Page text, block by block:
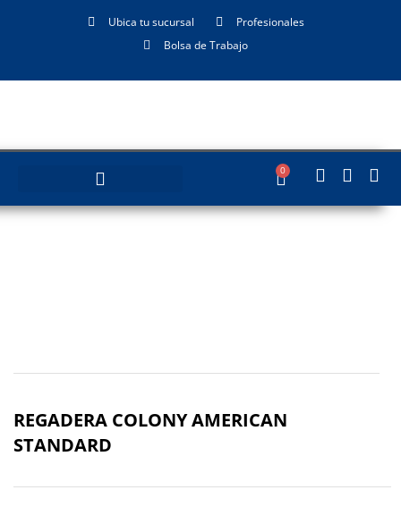
Ubica tu sucursal
Profesionales
Bolsa de Trabajo
0
REGADERA COLONY AMERICAN
STANDARD